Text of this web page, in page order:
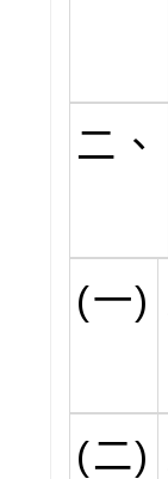
二、
(一)
(二)